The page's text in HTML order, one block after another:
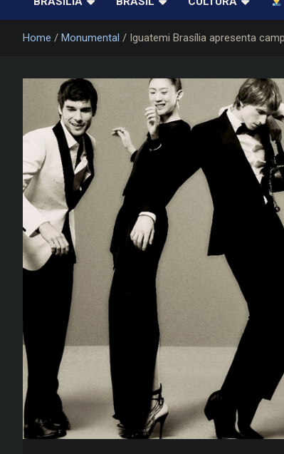
Home Monumental Iguatemi Brasília apresenta